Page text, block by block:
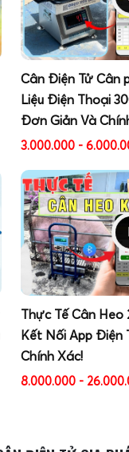
Cân Điện Tử Cân
Liệu Điện Thoại
Đơn Giản Và
3.000.000 -
Thực Tế Cân
Kết Nối App Điện
Chính Xác!
8.000.000 -